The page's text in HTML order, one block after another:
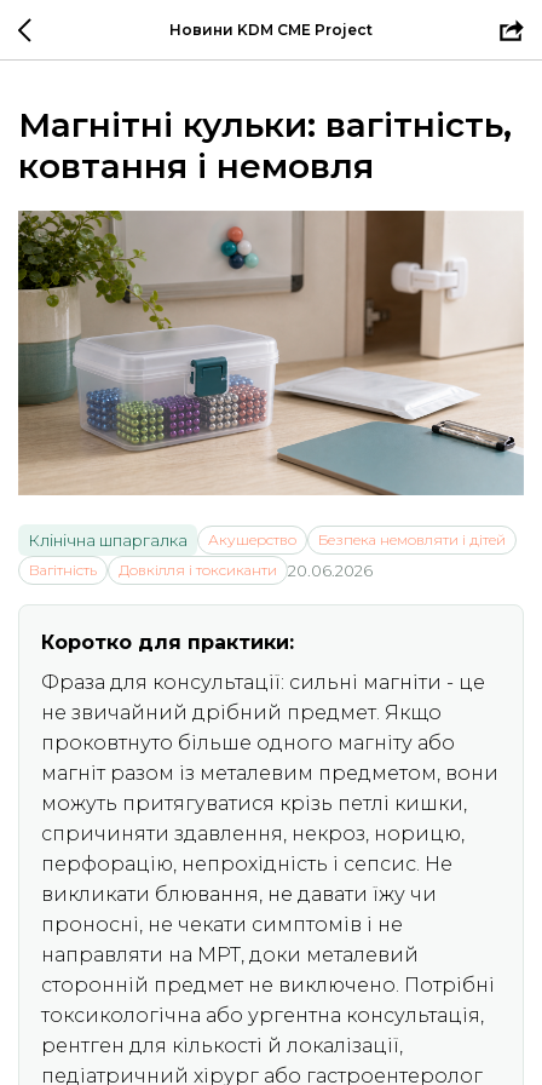
Новини KDM CME Project
Магнітні кульки: вагітність,
ковтання і немовля
Клінічна шпаргалка Акушерство
Безпека немовляти і дітей
Вагітність
Довкілля і токсиканти 20.06.2026
Коротко для практики:
Фраза для консультації: сильні магніти - це
не звичайний дрібний предмет. Якщо
проковтнуто більше одного магніту або
магніт разом із металевим предметом, вони
можуть притягуватися крізь петлі кишки,
спричиняти здавлення, некроз, норицю,
перфорацію, непрохідність і сепсис. Не
викликати блювання, не давати їжу чи
проносні, не чекати симптомів і не
направляти на МРТ, доки металевий
сторонній предмет не виключено. Потрібні
токсикологічна або ургентна консультація,
рентген для кількості й локалізації,
педіатричний хірург або гастроентеролог